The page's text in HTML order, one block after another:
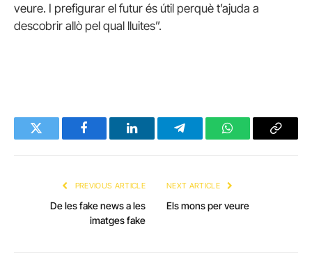
veure. I prefigurar el futur és útil perquè t’ajuda a
descobrir allò pel qual lluites”.
Twitter FacebookLinkedInTelegramWhatsAppCopy
PREVIOUS ARTICLE
De les fake news a les
imatges fake
NEXT ARTICLE
Els mons per veure